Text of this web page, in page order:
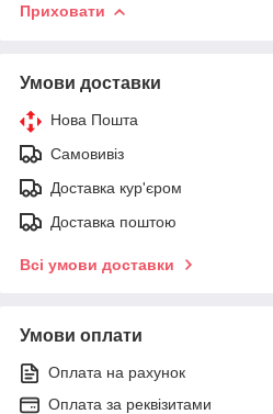
Приховати
Умови доставки
Нова Пошта
Самовивіз
Доставка кур'єром
Доставка поштою
Всі умови доставки
Умови оплати
Оплата на рахунок
Оплата за реквізитами